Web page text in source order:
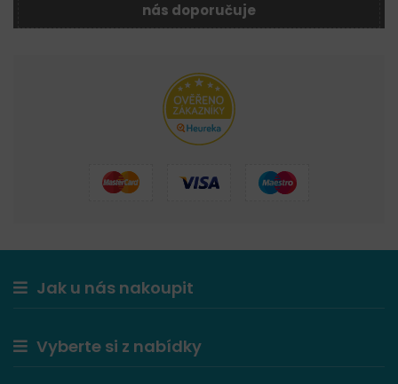
nás doporučuje
Jak u nás nakoupit
Vyberte si z nabídky